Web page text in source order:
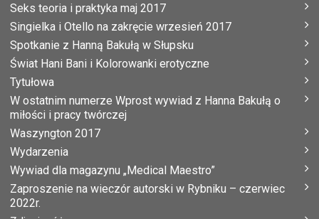
Seks teoria i praktyka maj 2017
Singielka i Otello na zakręcie wrzesień 2017
Spotkanie z Hanną Bakułą w Słupsku
Świat Hani Bani i Kolorowanki erotyczne
Tytułowa
W ostatnim numerze Wprost wywiad z Hanna Bakułą o
miłości i pracy twórczej
Waszyngton 2017
Wydarzenia
Wywiad dla magazynu „Medical Maestro”
Zaproszenie na wieczór autorski w Rybniku – czerwiec
2022r.